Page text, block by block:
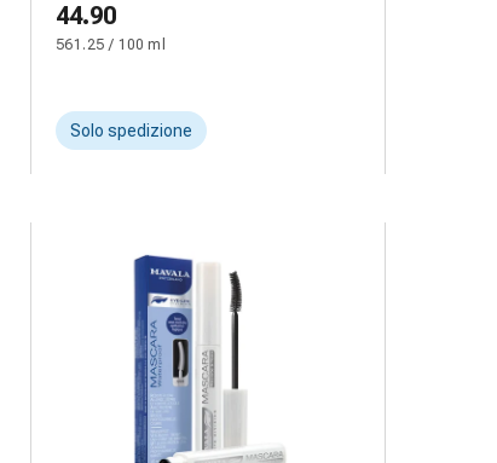
44.90
561.25 / 100 ml
Solo spedizione